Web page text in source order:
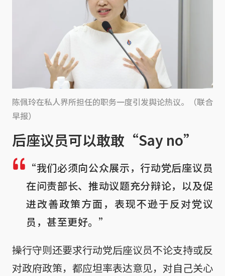
陈佩玲在私人界所担任的职务一度引发舆论热议。（联合
早报）
后座议员可以敢敢“Say no”
“我们必须向公众展示，行动党后座议员
在问责部长、推动议题充分辩论，以及促
进改善政策方面，表现不逊于反对党议
员，甚至更好。”
操行守则还要求行动党后座议员不论支持或反
对政府政策，都应坦率表达意见，对自己关心